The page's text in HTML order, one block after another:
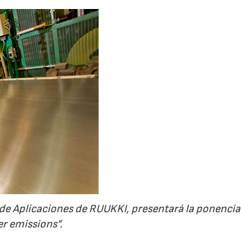
Aplicaciones de RUUKKI, presentará la ponencia
emissions”.